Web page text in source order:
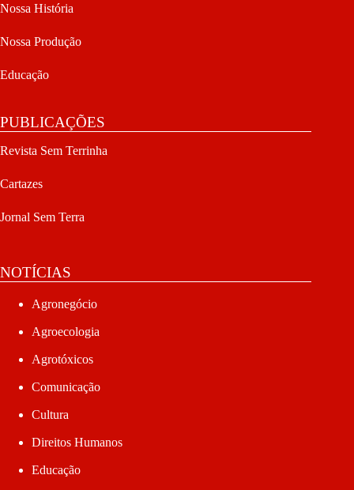
Nossa História
Nossa Produção
Educação
PUBLICAÇÕES
Revista Sem Terrinha
Cartazes
Jornal Sem Terra
NOTÍCIAS
Agronegócio
Agroecologia
Agrotóxicos
Comunicação
Cultura
Direitos Humanos
Educação